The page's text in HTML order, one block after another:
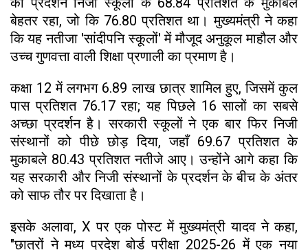
बेहतर रहा, जो कि 76.80 प्रतिशत था। मुख्यमंत्री ने कहा
कि यह नतीजा 'सांदीपनि स्कूलों' में मौजूद अनुकूल माहौल और
उच्च गुणवत्ता वाली शिक्षा प्रणाली का प्रमाण है।
कक्षा 12 में लगभग 6.89 लाख छात्र शामिल हुए, जिसमें कुल
पास प्रतिशत 76.17 रहा; यह पिछले 16 सालों का सबसे
अच्छा प्रदर्शन है। सरकारी स्कूलों ने एक बार फिर निजी
संस्थानों को पीछे छोड़ दिया, जहाँ 69.67 प्रतिशत के
मुकाबले 80.43 प्रतिशत नतीजे आए। उन्होंने आगे कहा कि
यह सरकारी और निजी संस्थानों के प्रदर्शन के बीच के अंतर
को साफ तौर पर दिखाता है।
इसके अलावा, X पर एक पोस्ट में मुख्यमंत्री यादव ने कहा,
"छात्रों ने मध्य प्रदेश बोर्ड परीक्षा 2025-26 में एक नया